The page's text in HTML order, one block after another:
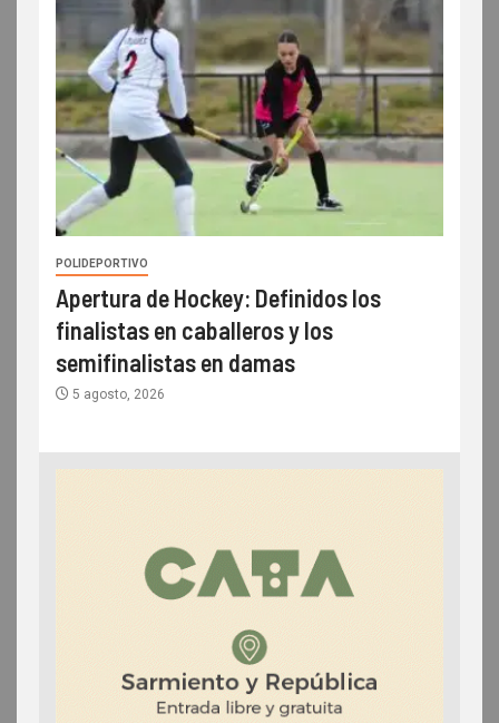
POLIDEPORTIVO
Apertura de Hockey: Definidos los
finalistas en caballeros y los
semifinalistas en damas
5 agosto, 2026